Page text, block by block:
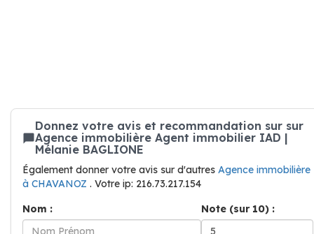
Donnez votre avis et recommandation sur sur
Agence immobilière Agent immobilier IAD |
Mélanie BAGLIONE
Également donner votre avis sur d'autres Agence immobilière
à CHAVANOZ . Votre ip: 216.73.217.154
Nom :
Note (sur 10) :